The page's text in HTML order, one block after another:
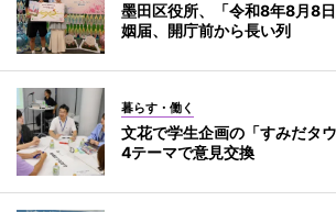
墨田区役所、「令和8年8月8
姻届、開庁前から長い列
暮らす・働く
文花で学生企画の「すみだタ
4テーマで意見交換